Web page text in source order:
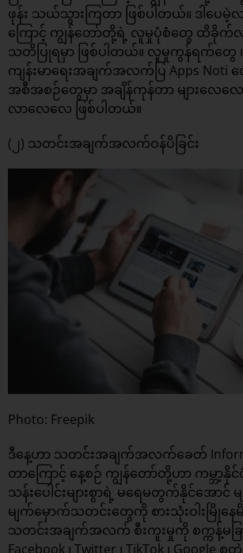
ဖုန်း သယ်သွားကြတာ ဖြစ်ပါတယ်။ ဒါပေမဲ့
ကြောင့် ကျွန်တော်တို့ရဲ့ လူမှုပုံစံတွေ ထိခို
သတိပြုရမှာ ဖြစ်ပါတယ်။ လူမှုကွန်ရက်တွေ ၊
ကျန်းမာရေးအချက်အလက်ပြ Apps Noti တွေ
အစီအစဉ်တွေမှာ အချိန်ကုန်တာ များလေလ
လာလေလေ ဖြစ်ပါတယ်။
(၂) သတင်းအချက်အလက်ဝန်ပိခြင်း
Photo: Freepik
ဒီနေ့ဟာ သတင်းအချက်အလက်ခေတ်
တာကြောင့် နေ့စဉ် ကျွန်တော်တို့ဟာ ကမ္ဘာ့
သန်းပေါင်းများစွာရဲ့ မရေမတွက်နိုင်အောင် မ
မျက်မှောက်သတင်းတွေကို စားသုံးဝါးမြိုနေမိ
သတင်းအချက်အလက် စီးကူးမှုကို စက္ကန့်မခြ
Facebook ၊ Twitter ၊ TikTok ၊